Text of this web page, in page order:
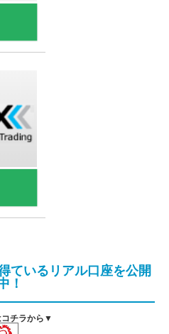
ているリアル口座を公開
！
コチラから▼